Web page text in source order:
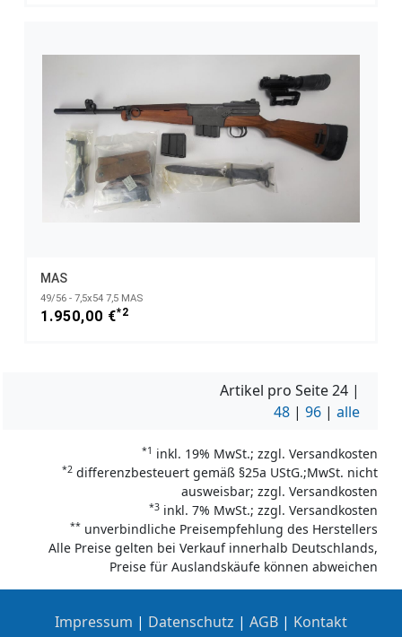
MAS
49/56 - 7,5x54 7,5 MAS
1.950,00 €*2
Artikel pro Seite24 |
48 | 96 | alle
*1 inkl. 19% MwSt.; zzgl. Versandkosten
*2 differenzbesteuert gemäß §25a UStG.;MwSt. nicht
ausweisbar; zzgl. Versandkosten
*3 inkl. 7% MwSt.; zzgl. Versandkosten
** unverbindliche Preisempfehlung des Herstellers
Alle Preise gelten bei Verkauf innerhalb Deutschlands,
Preise für Auslandskäufe können abweichen
Impressum | Datenschutz | AGB | Kontakt